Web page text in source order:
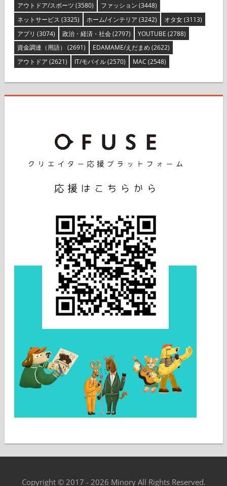
アウトドア/スポーツ (3580) ファッション (3448)
ネットサービス (3325) ホーム/インテリア (3242) オタ女(3113)
アプリ (3074) 政治・経済・社会(2797) YOUTUBE (2788)
資金調達（用語） (2691) EDAMAME/えだまめ (2622)
アウトドア (2621) IT/モバイル(2570) MAC (2548)
Copyright © 2017 - 2026 Minory All Rights Reserved.